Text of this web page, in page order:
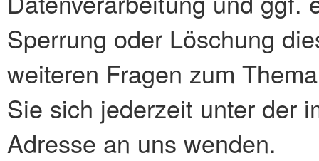
Sperrung oder Löschung
weiteren Fragen zum
Sie sich jederzeit unter der
Adresse an uns wenden.